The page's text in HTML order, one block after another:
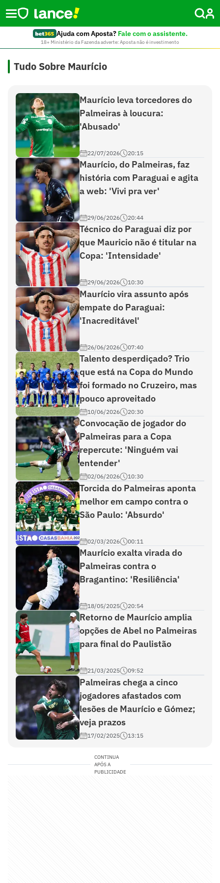
Ajuda com Aposta? Fale com o assistente.
18+ Ministério da Fazenda adverte: Aposta não é investimento
Tudo Sobre Maurício
Maurício leva torcedores do
Palmeiras à loucura:
'Abusado'
22/07/2026 20:15
Maurício, do Palmeiras, faz
história com Paraguai e agita
a web: 'Vivi pra ver'
29/06/2026 20:44
Técnico do Paraguai diz por
que Mauricio não é titular na
Copa: 'Intensidade'
29/06/2026 10:30
Maurício vira assunto após
empate do Paraguai:
'Inacreditável'
26/06/2026 07:40
Talento desperdiçado? Trio
que está na Copa do Mundo
foi formado no Cruzeiro, mas
pouco aproveitado
10/06/2026 20:30
Convocação de jogador do
Palmeiras para a Copa
repercute: 'Ninguém vai
entender'
02/06/2026 10:30
Torcida do Palmeiras aponta
melhor em campo contra o
São Paulo: 'Absurdo'
02/03/2026 00:11
Maurício exalta virada do
Palmeiras contra o
Bragantino: 'Resiliência'
18/05/2025 20:54
Retorno de Maurício amplia
opções de Abel no Palmeiras
para final do Paulistão
21/03/2025 09:52
Palmeiras chega a cinco
jogadores afastados com
lesões de Maurício e Gómez;
veja prazos
17/02/2025 13:15
CONTINUA
APÓS A
PUBLICIDADE